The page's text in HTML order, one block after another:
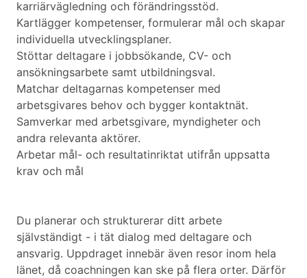
karriärvägledning och förändringsstöd.
Kartlägger kompetenser, formulerar mål och skapar
individuella utvecklingsplaner.
Stöttar deltagare i jobbsökande, CV- och
ansökningsarbete samt utbildningsval.
Matchar deltagarnas kompetenser med
arbetsgivares behov och bygger kontaktnät.
Samverkar med arbetsgivare, myndigheter och
andra relevanta aktörer.
Arbetar mål- och resultatinriktat utifrån uppsatta
krav och mål
Du planerar och strukturerar ditt arbete
självständigt - i tät dialog med deltagare och
ansvarig. Uppdraget innebär även resor inom hela
länet, då coachningen kan ske på flera orter. Därför